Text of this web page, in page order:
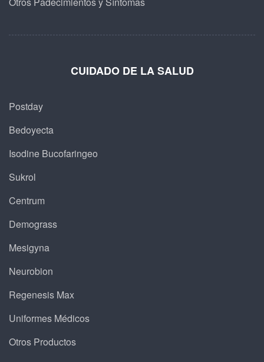
CUIDADO DE LA SALUD
Postday
Bedoyecta
Isodine Bucofaringeo
Sukrol
Centrum
Demograss
Mesigyna
Neurobion
Regenesis Max
Uniformes Médicos
Otros Productos